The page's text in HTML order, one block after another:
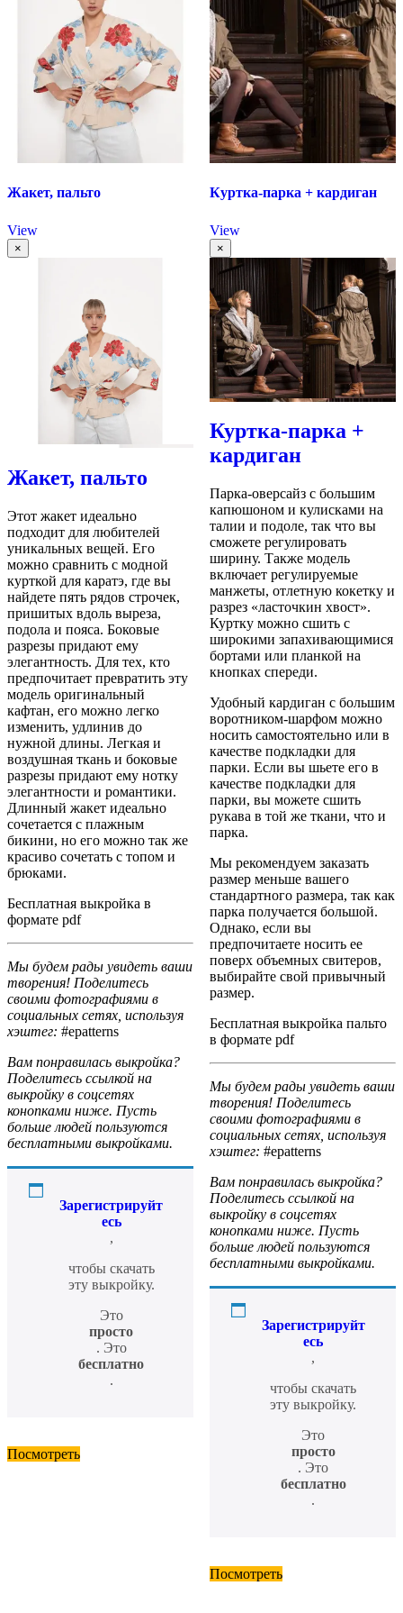
Жакет, пальто
View
×
Жакет, пальто
Этот жакет идеально
подходит для любителей
уникальных вещей. Его
можно сравнить с модной
курткой для каратэ, где вы
найдете пять рядов строчек,
пришитых вдоль выреза,
подола и пояса. Боковые
разрезы придают ему
элегантность. Для тех, кто
предпочитает превратить эту
модель оригинальный
кафтан, его можно легко
изменить, удлинив до
нужной длины. Легкая и
воздушная ткань и боковые
разрезы придают ему нотку
элегантности и романтики.
Длинный жакет идеально
сочетается с плажным
бикини, но его можно так же
красиво сочетать с топом и
брюками.
Бесплатная выкройка в
формате pdf
Мы будем рады увидеть ваши
творения! Поделитесь
своими фотографиями в
социальных сетях, используя
хэштег: #epatterns
Вам понравилась выкройка?
Поделитесь ссылкой на
выкройку в соцсетях
конопками ниже. Пусть
больше людей пользуются
бесплатными выкройками.
Зарегистрируйт
есь
,
чтобы скачать
эту выкройку.
Это
просто
. Это
бесплатно
.
Посмотреть
Куртка-парка + кардиган
View
×
Куртка-парка +
кардиган
Парка-оверсайз с большим
капюшоном и кулисками на
талии и подоле, так что вы
сможете регулировать
ширину. Также модель
включает регулируемые
манжеты, отлетную кокетку и
разрез «ласточкин хвост».
Куртку можно сшить с
широкими запахивающимися
бортами или планкой на
кнопках спереди.
Удобный кардиган с большим
воротником-шарфом можно
носить самостоятельно или в
качестве подкладки для
парки. Если вы шьете его в
качестве подкладки для
парки, вы можете сшить
рукава в той же ткани, что и
парка.
Мы рекомендуем заказать
размер меньше вашего
стандартного размера, так как
парка получается большой.
Однако, если вы
предпочитаете носить ее
поверх объемных свитеров,
выбирайте свой привычный
размер.
Бесплатная выкройка пальто
в формате pdf
Мы будем рады увидеть ваши
творения! Поделитесь
своими фотографиями в
социальных сетях, используя
хэштег: #epatterns
Вам понравилась выкройка?
Поделитесь ссылкой на
выкройку в соцсетях
конопками ниже. Пусть
больше людей пользуются
бесплатными выкройками.
Зарегистрируйт
есь
,
чтобы скачать
эту выкройку.
Это
просто
. Это
бесплатно
.
Посмотреть